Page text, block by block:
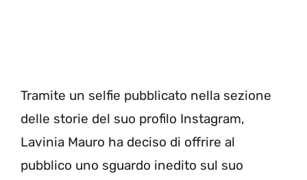
Tramite un selfie pubblicato nella sezione
delle storie del suo profilo Instagram,
Lavinia Mauro ha deciso di offrire al
pubblico uno sguardo inedito sul suo